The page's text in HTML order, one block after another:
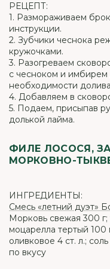
РЕЦЕПТ:
1. Размораживаем
инструкции.
2. Зубчики чеснока
кружочками.
3. Разогреваем
с чесноком и имбирем
необходимости
4. Добавляем в
5. Подаем, присыпав
долькой лайма.
ФИЛЕ ЛОСОСЯ,
МОРКОВНО-
ИНГРЕДИЕНТЫ:
Смесь «летний дуэт»
Морковь свежая 300 г;
моцарелла тертый 100
оливковое 4 ст. л.;
по вкусу